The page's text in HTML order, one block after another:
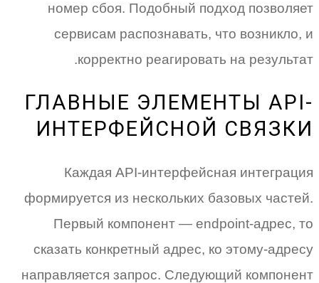
номер сбоя. Подобный подход позволяет
сервисам распознавать, что возникло, и
корректно реагировать на результат.
ГЛАВНЫЕ ЭЛЕМЕНТЫ API-
ИНТЕРФЕЙСНОЙ СВЯЗКИ
Каждая API-интерфейсная интеграция
формируется из нескольких базовых частей.
Первый компонент — endpoint-адрес, то
сказать конкретный адрес, ко этому-адресу
направляется запрос. Следующий компонент